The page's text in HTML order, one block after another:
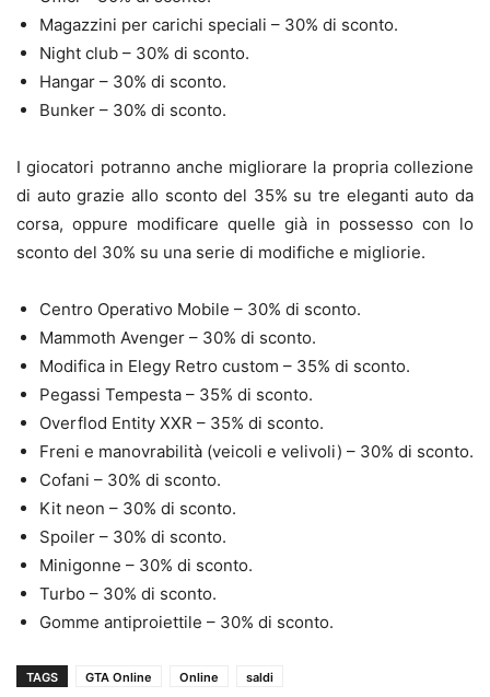
Magazzini per carichi speciali – 30% di sconto.
Night club – 30% di sconto.
Hangar – 30% di sconto.
Bunker – 30% di sconto.
I giocatori potranno anche migliorare la propria collezione
di auto grazie allo sconto del 35% su tre eleganti auto da
corsa, oppure modificare quelle già in possesso con lo
sconto del 30% su una serie di modifiche e migliorie.
Centro Operativo Mobile – 30% di sconto.
Mammoth Avenger – 30% di sconto.
Modifica in Elegy Retro custom – 35% di sconto.
Pegassi Tempesta – 35% di sconto.
Overflod Entity XXR – 35% di sconto.
Freni e manovrabilità (veicoli e velivoli) – 30% di sconto.
Cofani – 30% di sconto.
Kit neon – 30% di sconto.
Spoiler – 30% di sconto.
Minigonne – 30% di sconto.
Turbo – 30% di sconto.
Gomme antiproiettile – 30% di sconto.
TAGS GTA Online Online saldi